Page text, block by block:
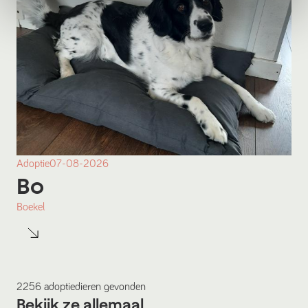
Adoptie07-08-2026
Bo
Boekel
2256 adoptiedieren gevonden